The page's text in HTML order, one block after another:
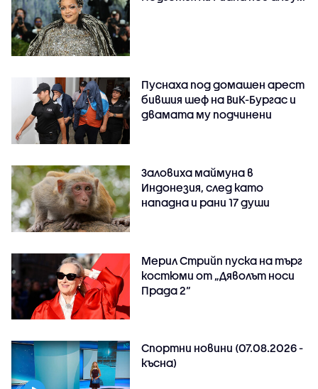
Пуснаха под домашен арест
бившия шеф на ВиК-Бургас и
двамата му подчинени
Заловиха маймуна в
Индонезия, след като
нападна и рани 17 души
Мерил Стрийп пуска на търг
костюми от „Дяволът носи
Прада 2“
Спортни новини (07.08.2026 -
късна)